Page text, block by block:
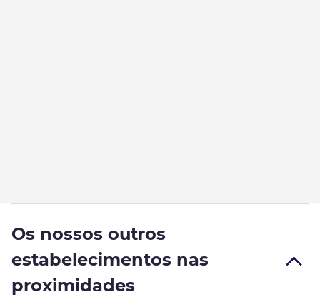
Os nossos outros
estabelecimentos nas
proximidades